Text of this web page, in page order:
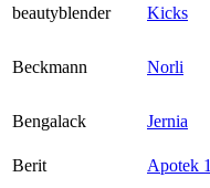
beautyblender
Kicks
Beckmann Norli
Bengalack
Jernia
Berit
Apotek 1